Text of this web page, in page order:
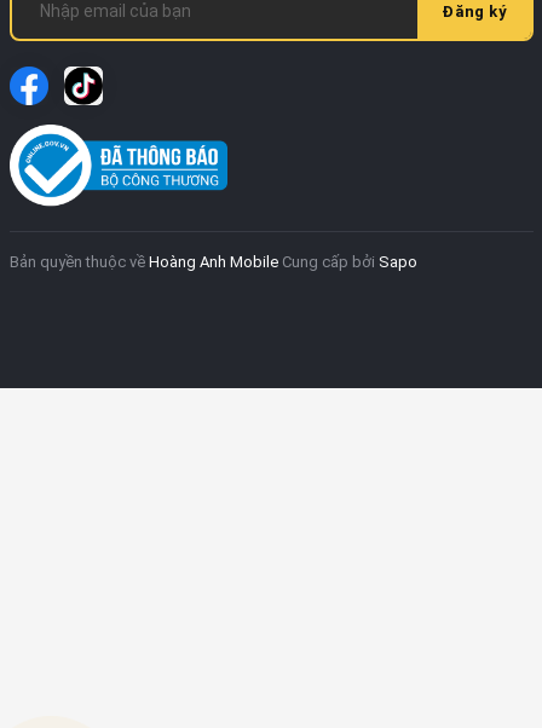
Đăng ký
Bản quyền thuộc về Hoàng Anh Mobile Cung cấp bởi Sapo